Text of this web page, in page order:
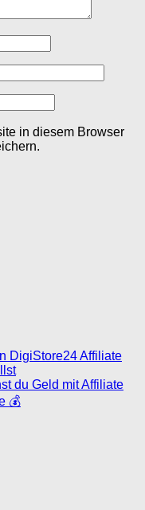
in diesem Browser
DigiStore24 Affiliate
du Geld mit Affiliate
💰